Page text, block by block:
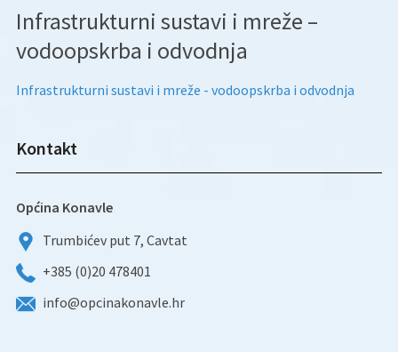
Infrastrukturni sustavi i mreže –
vodoopskrba i odvodnja
Infrastrukturni sustavi i mreže - vodoopskrba i odvodnja
Kontakt
Općina Konavle
Trumbićev put 7, Cavtat
+385 (0)20 478401
info@opcinakonavle.hr